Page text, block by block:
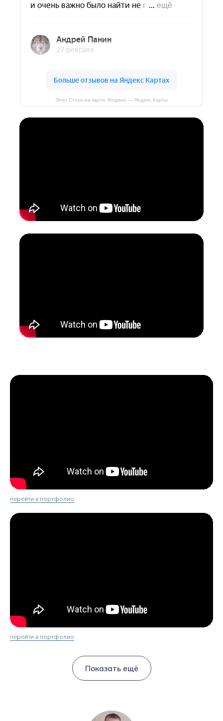
Этно Стоун на карте Жодино — Яндекс Карты
перейти в портфолио
перейти в портфолио
Показать ещё